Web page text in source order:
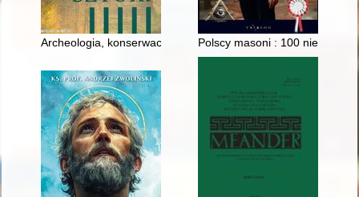
Archeologia, konserwacja zabytków, historia sztuki i
Polscy masoni : 100